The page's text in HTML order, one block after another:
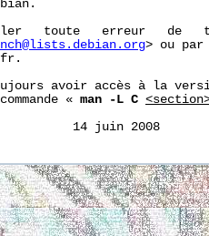
toute   erreur   de
> ou par
avoir accès à la
«
man -L C